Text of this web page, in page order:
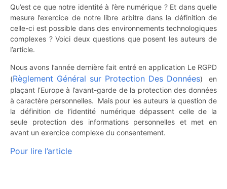
Qu’est ce que notre identité à l’ère numérique ? Et dans quelle
mesure l’exercice de notre libre arbitre dans la définition de
celle-ci est possible dans des environnements technologiques
complexes ? Voici deux questions que posent les auteurs de
l’article.
Nous avons l’année dernière fait entré en application Le RGPD
(Règlement Général sur Protection Des Données) en
plaçant l’Europe à l’avant-garde de la protection des données
à caractère personnelles. Mais pour les auteurs la question de
la définition de l’identité numérique dépassent celle de la
seule protection des informations personnelles et met en
avant un exercice complexe du consentement.
Pour lire l’article